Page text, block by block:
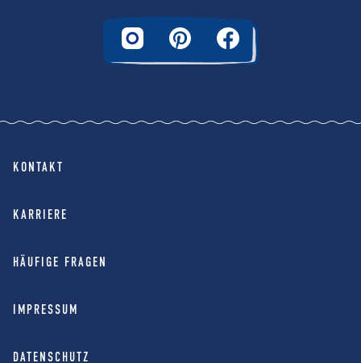
KONTAKT
KARRIERE
HÄUFIGE FRAGEN
IMPRESSUM
DATENSCHUTZ